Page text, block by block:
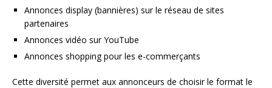
Annonces display (bannières) sur le réseau de sites
partenaires
Annonces vidéo sur YouTube
Annonces shopping pour les e-commerçants
Cette diversité permet aux annonceurs de choisir le format le